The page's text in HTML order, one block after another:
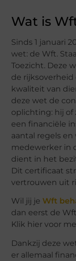
Wat is
Sinds 1 januari
wet: de Wft.
Toezicht. Deze
de
kwaliteit van
deze wet de
oplichting: hij of
een financiële
aantal regels en
medewerker in
dient in het
Dit certificaat
vertrouwen uit
Wil jij jeWft
dan eerst de
Klik hier voor
Dankzij deze
er allemaal